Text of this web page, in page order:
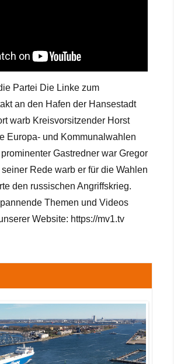
Partei Die Linke zum
an den Hafen der Hansestadt
warb Kreisvorsitzender Horst
Europa- und Kommunalwahlen
Gastredner war Gregor
Rede warb er für die Wahlen
den russischen Angriffskrieg.
Themen und Videos
Website: https://mv1.tv